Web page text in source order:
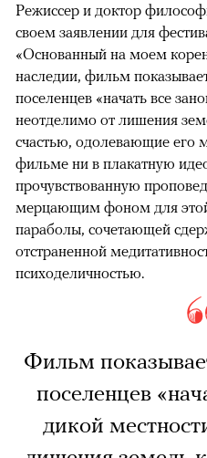
Режиссер и доктор
своем заявлении для
«Основанный на моем
наследии, фильм
поселенцев «начать все
неотделимо от лишения
счастью, одолевающие его
фильме ни в плакатную
прочувствованную
мерцающим фоном для
параболы, сочетающей
отстраненной
психоделичностью.
Фильм
поселенцев
дикой